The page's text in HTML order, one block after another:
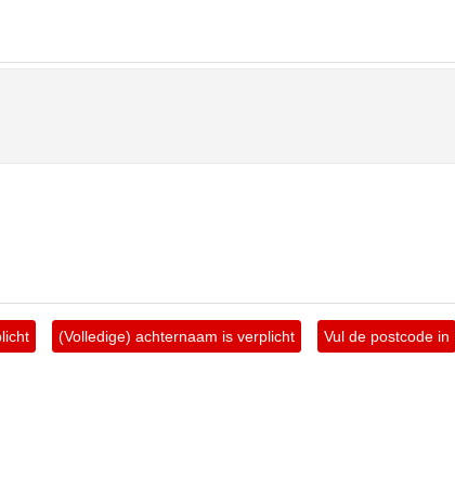
(Volledige) achternaam is verplicht Vul de postcode in